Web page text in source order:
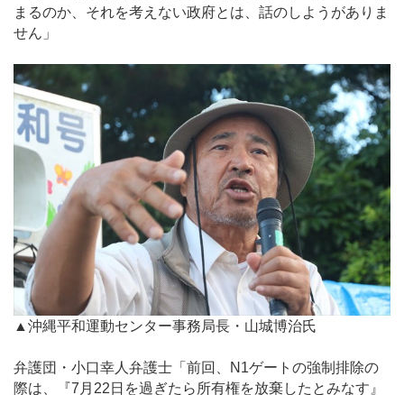
まるのか、それを考えない政府とは、話のしようがありま
せん」
▲沖縄平和運動センター事務局長・山城博治氏
弁護団・小口幸人弁護士「前回、N1ゲートの強制排除の
際は、『7月22日を過ぎたら所有権を放棄したとみなす』